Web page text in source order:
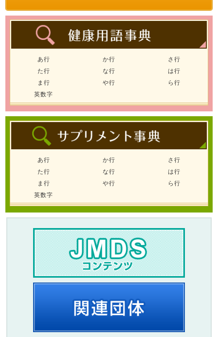
あ行 か行
さ行
た行
な行
は行
ま行
や行
ら行
英数字
あ行 か行
さ行
た行
な行
は行
ま行
や行
ら行
英数字